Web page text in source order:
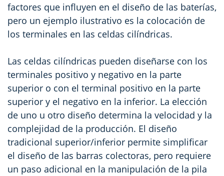
factores que influyen en el diseño de las baterías,
pero un ejemplo ilustrativo es la colocación de
los terminales en las celdas cilíndricas.
Las celdas cilíndricas pueden diseñarse con los
terminales positivo y negativo en la parte
superior o con el terminal positivo en la parte
superior y el negativo en la inferior. La elección
de uno u otro diseño determina la velocidad y la
complejidad de la producción. El diseño
tradicional superior/inferior permite simplificar
el diseño de las barras colectoras, pero requiere
un paso adicional en la manipulación de la pila